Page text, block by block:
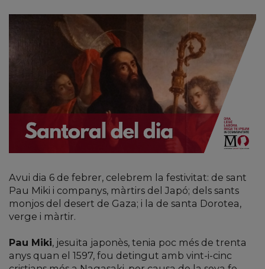
Avui dia 6 de febrer, celebrem la festivitat: de sant
Pau Miki i companys, màrtirs del Japó; dels sants
monjos del desert de Gaza; i la de santa Dorotea,
verge i màrtir.
Pau Miki, jesuïta japonès, tenia poc més de trenta
anys quan el 1597, fou detingut amb vint-i-cinc